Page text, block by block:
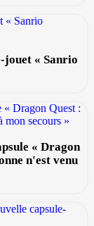
jouet « Sanrio
« Dragon
n'est venu